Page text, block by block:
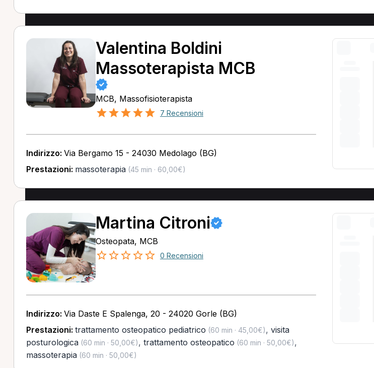
Valentina Boldini
Massoterapista MCB
MCB, Massofisioterapista
7 Recensioni
Indirizzo: Via Bergamo 15 - 24030 Medolago (BG)
Prestazioni: massoterapia(45 min · 60,00€)
Martina Citroni
Osteopata, MCB
0 Recensioni
Indirizzo: Via Daste E Spalenga, 20 - 24020 Gorle (BG)
Prestazioni: trattamento osteopatico pediatrico (60 min · 45,00€), visita
posturologica(60 min · 50,00€), trattamento osteopatico (60 min · 50,00€),
massoterapia(60 min · 50,00€)